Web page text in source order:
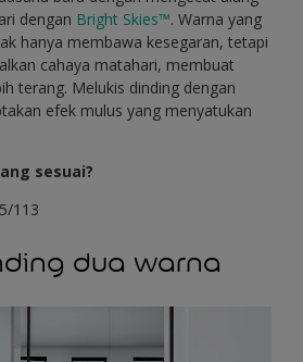
dengan Bright Skies™. Warna yang
hanya membawa kesegaran, tetapi
cahaya matahari, membuat
terang. Melukis dinding dengan
efek mulus yang menyatukan
sesuai?
113
dua warna